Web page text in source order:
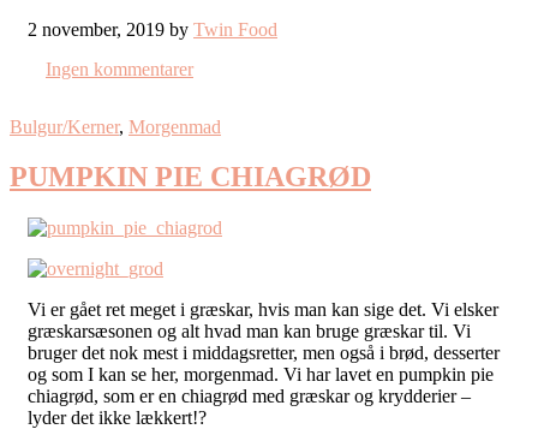
2 november, 2019 by Twin Food
Ingen kommentarer
Bulgur/Kerner, Morgenmad
PUMPKIN PIE CHIAGRØD
Vi er gået ret meget i græskar, hvis man kan sige det. Vi elsker
græskarsæsonen og alt hvad man kan bruge græskar til. Vi
bruger det nok mest i middagsretter, men også i brød, desserter
og som I kan se her, morgenmad. Vi har lavet en pumpkin pie
chiagrød, som er en chiagrød med græskar og krydderier –
lyder det ikke lækkert!?